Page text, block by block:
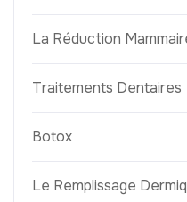
La Réduction
Traitements Dentaires
Botox
Le Remplissage